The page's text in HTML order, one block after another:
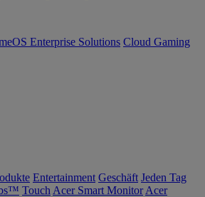
Enterprise Solutions Cloud Gaming
Entertainment Geschäft Jeden Tag
Touch Acer Smart Monitor Acer